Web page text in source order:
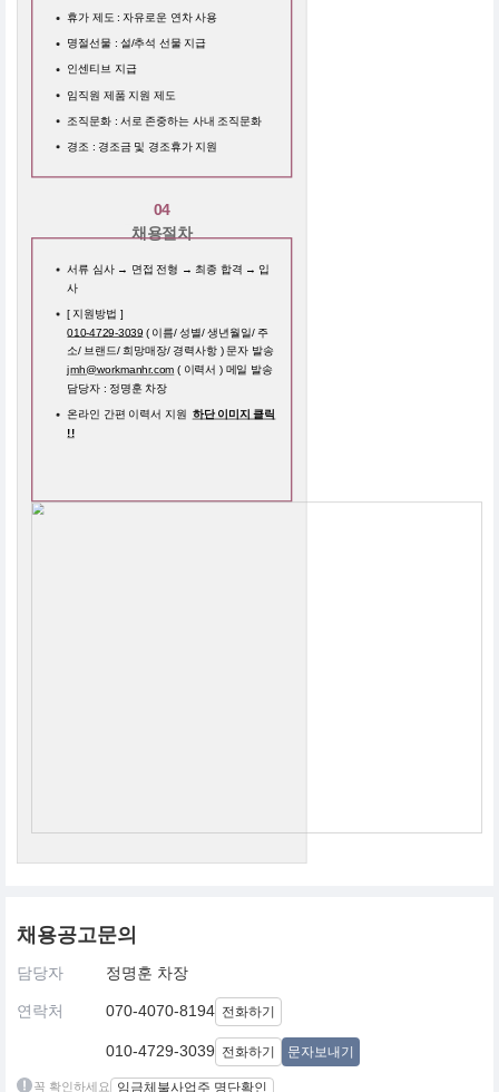
휴가 제도 : 자유로운 연차 사용
명절선물 : 설/추석 선물 지급
인센티브 지급
임직원 제품 지원 제도
조직문화 : 서로 존중하는 사내 조직문화
경조 : 경조금 및 경조휴가 지원
04
채용절차
서류 심사 → 면접 전형 → 최종 합격 → 입
사
[ 지원방법 ]
010-4729-3039 ( 이름/ 성별/ 생년월일/ 주
소/ 브랜드/ 희망매장/ 경력사항 ) 문자 발송
jmh@workmanhr.com ( 이력서 ) 메일 발송
담당자 : 정명훈 차장
온라인 간편 이력서 지원 하단 이미지 클릭
!!
채용공고문의
담당자 정명훈 차장
연락처 070-4070-8194 전화하기
010-4729-3039 전화하기 문자보내기
꼭 확인하세요 임금체불사업주 명단확인